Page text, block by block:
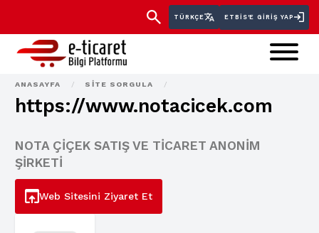
TÜRKÇE ETBİS'E GIRIŞ YAP
ANASAYFA / SITE SORGULA /
https://www.notacicek.com
NOTA ÇİÇEK SATIŞ VE TİCARET ANONİM
ŞİRKETİ
Web Sitesini Ziyaret Et